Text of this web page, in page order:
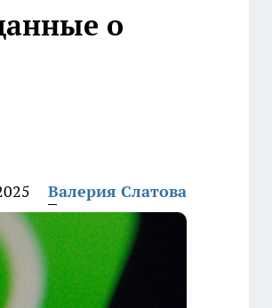
о
Валерия Слатова